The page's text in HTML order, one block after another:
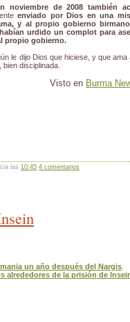
noviembre de 2008 también
enviado por Dios en una
y al propio gobierno
urdido un complot para
propio gobierno.
le dijo Dios que hiciese, y que ama
disciplinada.
Visto en Burma
las 10:45 4 comentarios
un año después del Nargis
alrededores de la prisión de